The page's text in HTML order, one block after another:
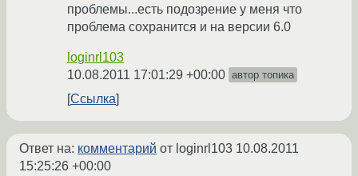
проблемы...есть подозрение у меня что
проблема сохранится и на версии 6.0
loginrl103
10.08.2011 17:01:29 +00:00 автор топика
Ссылка
Ответ на: комментарий от loginrl103 10.08.2011
15:25:26 +00:00